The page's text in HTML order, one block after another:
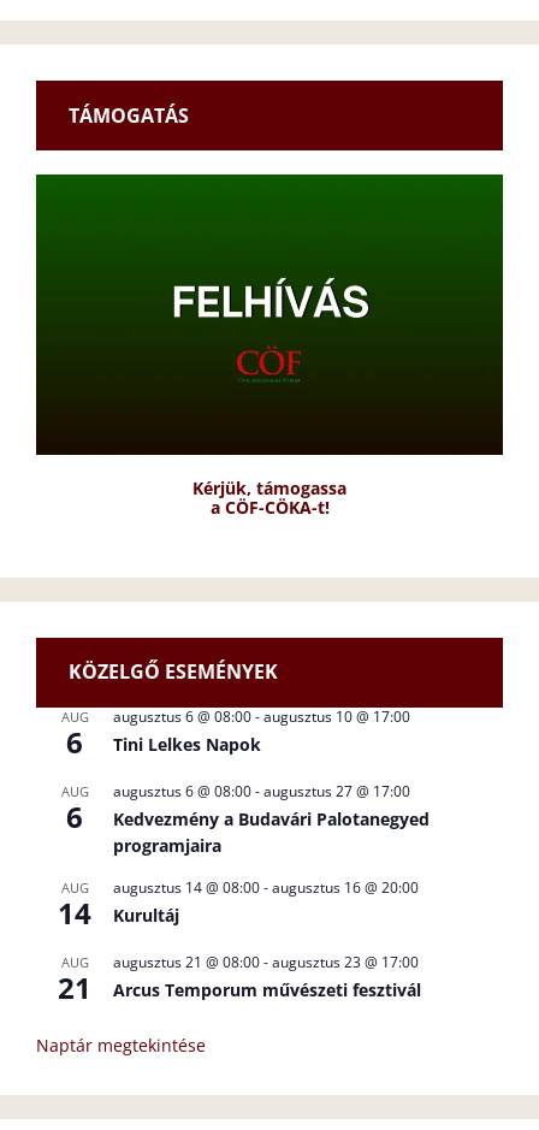
TÁMOGATÁS
Kérjük, támogassa
a CÖF-CÖKA-t!
KÖZELGŐ ESEMÉNYEK
AUG
6
augusztus 6 @ 08:00-augusztus 10 @ 17:00
Tini Lelkes Napok
AUG
6
augusztus 6 @ 08:00-augusztus 27 @ 17:00
Kedvezmény a Budavári Palotanegyed
programjaira
AUG
14
augusztus 14 @ 08:00-augusztus 16 @ 20:00
Kurultáj
AUG
21
augusztus 21 @ 08:00-augusztus 23 @ 17:00
Arcus Temporum művészeti fesztivál
Naptár megtekintése